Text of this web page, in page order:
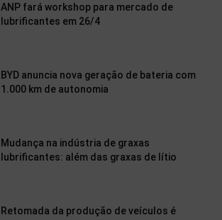
ANP fará workshop para mercado de
lubrificantes em 26/4
BYD anuncia nova geração de bateria com
1.000 km de autonomia
Mudança na indústria de graxas
lubrificantes: além das graxas de lítio
Retomada da produção de veículos é